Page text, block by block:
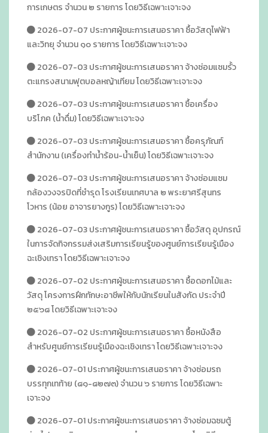
การเกษตร จำนวน ๒ รายการ โดยวิธีเฉพาะเจาะจง
2026-07-07 ประกาศผู้ชนะการเสนอราคา ซื้อวัสดุไฟฟ้า
และวิทยุ จำนวน ๑๐ รายการ โดยวิธีเฉพาะเจาะจง
2026-07-03 ประกาศผู้ชนะการเสนอราคา จ้างซ่อมแซมรั้ว
ตะแกรงสนามฟุตบอลหญ้าเทียม โดยวิธีเฉพาะเจาะจง
2026-07-03 ประกาศผู้ชนะการเสนอราคา ซื้อเครื่อง
บริโภค (น้ำดื่ม) โดยวิธีเฉพาะเจาะจง
2026-07-03 ประกาศผู้ชนะการเสนอราคา ซื้อครุภัณฑ์
สำนักงาน (เครื่องทำน้ำร้อน-น้ำเย็น) โดยวิธีเฉพาะเจาะจง
2026-07-03 ประกาศผู้ชนะการเสนอราคา จ้างซ่อมแซม
กล้องวงจรปิดที่ชำรุด โรงเรียนเทศบาล ๒ พระยาศรีสุนทร
โวหาร (น้อย อาจารยางกูร) โดยวิธีเฉพาะเจาะจง
2026-07-03 ประกาศผู้ชนะการเสนอราคา ซื้อวัสดุ อุปกรณ์
ในการจัดกิจกรรมส่งเสริมการเรียนรู้ของศูนย์การเรียนรู้เมือง
ฉะเชิงเทรา โดยวิธีเฉพาะเจาะจง
2026-07-02 ประกาศผู้ชนะการเสนอราคา ซื้อดอกไม้และ
วัสดุ โครงการฝึกทักษะอาชีพให้กับนักเรียนในสังกัด ประจำปี
๒๕๖๘ โดยวิธีเฉพาะเจาะจง
2026-07-02 ประกาศผู้ชนะการเสนอราคา ซื้อหนังสือ
สำหรับศูนย์การเรียนรู้เมืองฉะเชิงเทรา โดยวิธีเฉพาะเจาะจง
2026-07-01 ประกาศผู้ชนะการเสนอราคา จ้างซ่อมรถ
บรรทุกเทท้าย (๘๑-๘๒๗๓) จำนวน ๖ รายการ โดยวิธีเฉพาะ
เจาะจง
2026-07-01 ประกาศผู้ชนะการเสนอราคา จ้างซ่อมฉซมตู้